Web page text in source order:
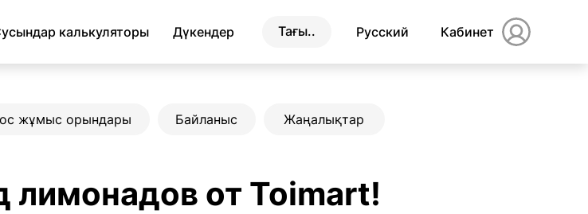
калькуляторы Дүкендер Тағы.. Русский Кабинет
жұмыс орындары Байланыс Жаңалықтар
от Toimart!